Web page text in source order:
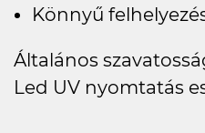
Könnyű
Általános
Led UV nyomtatás